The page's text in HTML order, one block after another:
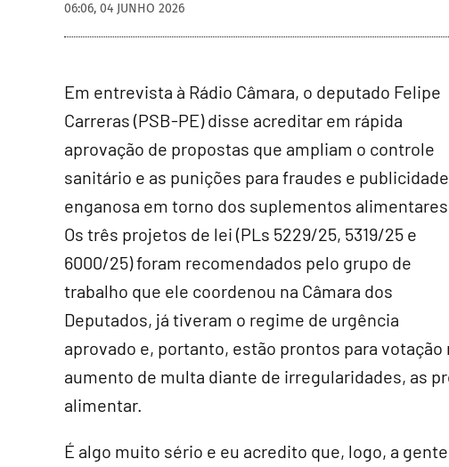
06:06, 04 JUNHO 2026
Em entrevista à Rádio Câmara, o deputado Felipe
Carreras (PSB-PE) disse acreditar em rápida
aprovação de propostas que ampliam o controle
sanitário e as punições para fraudes e publicidade
enganosa em torno dos suplementos
Os três projetos de lei (PLs 5229/25, 5319/25 e
6000/25) foram recomendados pelo grupo de
trabalho que ele coordenou na Câmara dos
Deputados, já tiveram o regime de urgência
aprovado e, portanto, estão prontos para
aumento de multa diante de irregularidades, as
alimentar.
É algo muito sério e eu acredito que, logo, a